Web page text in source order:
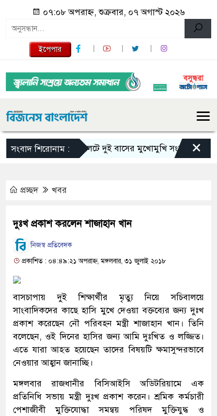
০৭:০৮ অপরাহ্ন, শুক্রবার, ০৭ অগাস্ট ২০২৬
ইপেপার
সংবাদ শিরোনাম :সিলেটে দুই বাসের মুখোমুখি সংঘর্ষে নিহত বেড়ে
×
প্রচ্ছদ খবর
দুঃখ প্রকাশ করলেন শাজাহান খান
নিজস্ব প্রতিবেদক
প্রকাশিত : ০৪:৪৯:২১ অপরাহ্ন, মঙ্গলবার, ৩১ জুলাই ২০১৮
বাসচাপায় দুই শিক্ষার্থীর মৃত্যু নিয়ে সচিবালয়ে
সাংবাদিকদের কাছে হাসি মুখে দেওয়া বক্তব্যের জন্য দুঃখ
প্রকাশ করেছেন নৌ পরিবহন মন্ত্রী শাজাহান খান। তিনি
বলেছেন, ওই দিনের হাসির জন্য আমি দুঃখিত ও লজ্জিত।
এতে যারা আহত হয়েছেন তাদের বিষয়টি ক্ষমাসুন্দরভাবে
নেওয়ার আহ্বান জানাচ্ছি।
মঙ্গলবার রাজধানীর বিসিআইসি অডিটরিয়ামে এক
প্রতিনিধি সভায় মন্ত্রী দুঃখ প্রকাশ করেন। শ্রমিক কর্মচারী
পেশাজীবী মুক্তিযোদ্ধা সমন্বয় পরিষদ মুক্তিযুদ্ধ ও